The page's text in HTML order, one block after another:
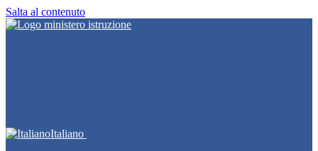
Salta al contenuto
Italiano